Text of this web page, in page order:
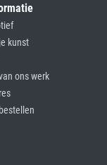
kunst
ons werk